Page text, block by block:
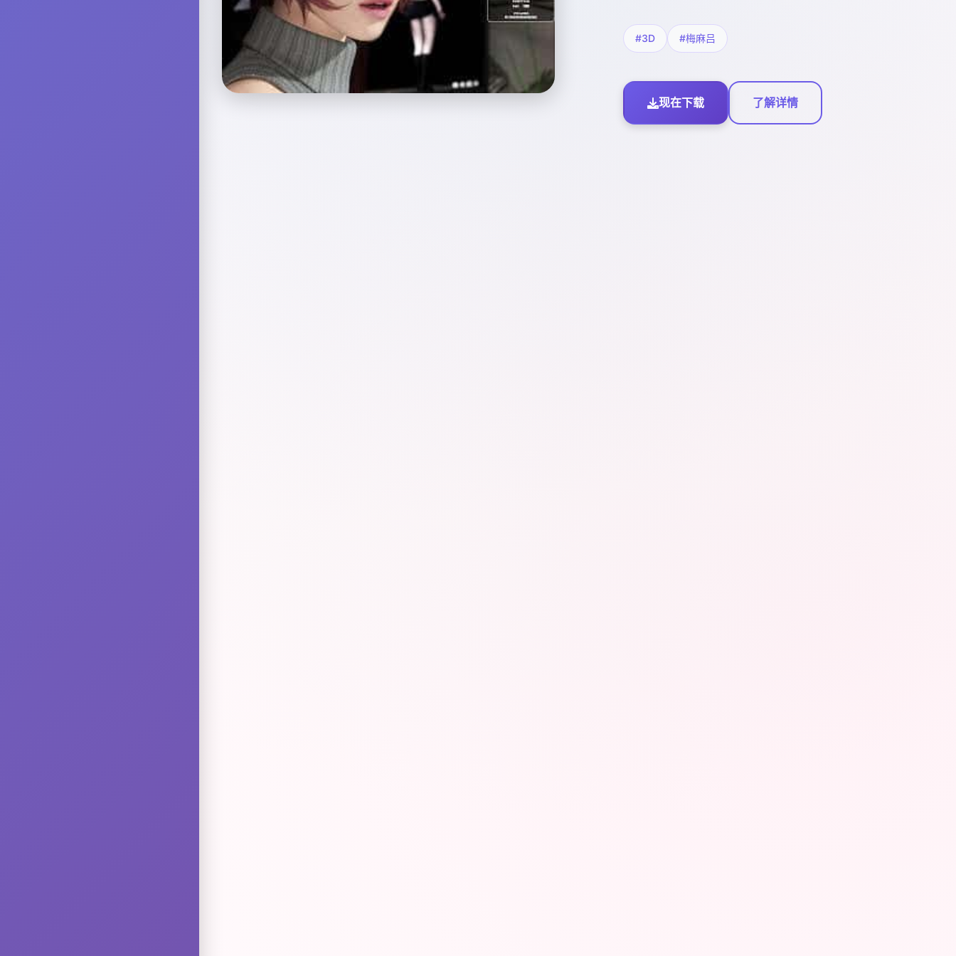
#3D #梅麻吕
现在下载 了解详情